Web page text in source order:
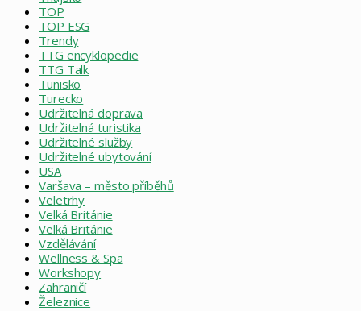
TOP
TOP ESG
Trendy
TTG encyklopedie
TTG Talk
Tunisko
Turecko
Udržitelná doprava
Udržitelná turistika
Udržitelné služby
Udržitelné ubytování
USA
Varšava – město příběhů
Veletrhy
Velká Británie
Velká Británie
Vzdělávání
Wellness & Spa
Workshopy
Zahraničí
Železnice